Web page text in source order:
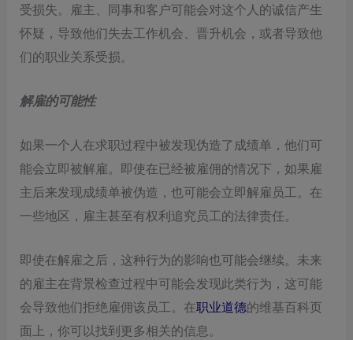
受损失。雇主、同事和客户可能会对这个人的诚信产生
怀疑，导致他们失去工作机会、晋升机会，或者导致他
们的职业关系受损。
解雇的可能性
如果一个人在求职过程中被发现伪造了成绩单，他们可
能会立即被解雇。即使在已经被雇佣的情况下，如果雇
主后来发现成绩单被伪造，也可能会立即解雇员工。在
一些地区，雇主甚至有权利追究员工的法律责任。
即使在解雇之后，这种行为的影响也可能会继续。未来
的雇主在背景检查过程中可能会发现此类行为，这可能
会导致他们拒绝雇佣该员工。在职业道德的维基百科页
面上，你可以找到更多相关的信息。